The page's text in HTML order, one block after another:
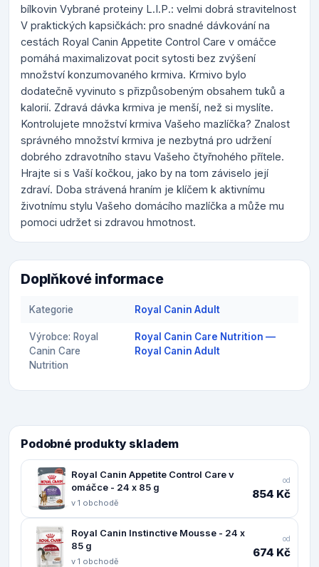
bílkovin Vybrané proteiny L.I.P.: velmi dobrá stravitelnost
V praktických kapsičkách: pro snadné dávkování na
cestách Royal Canin Appetite Control Care v omáčce
pomáhá maximalizovat pocit sytosti bez zvýšení
množství konzumovaného krmiva. Krmivo bylo
dodatečně vyvinuto s přizpůsobeným obsahem tuků a
kalorií. Zdravá dávka krmiva je menší, než si myslíte.
Kontrolujete množství krmiva Vašeho mazlíčka? Znalost
správného množství krmiva je nezbytná pro udržení
dobrého zdravotního stavu Vašeho čtyřnohého přítele.
Hrajte si s Vaší kočkou, jako by na tom záviselo její
zdraví. Doba strávená hraním je klíčem k aktivnímu
životnímu stylu Vašeho domácího mazlíčka a může mu
pomoci udržet si zdravou hmotnost.
Doplňkové informace
Kategorie Royal Canin Adult
Výrobce: Royal
Canin Care
Nutrition
Royal Canin Care Nutrition —
Royal Canin Adult
Podobné produkty skladem
Royal Canin Appetite Control Care v
omáčce - 24 x 85 g
v 1 obchodě
od
854 Kč
Royal Canin Instinctive Mousse - 24 x
85 g
v 1 obchodě
od
674 Kč